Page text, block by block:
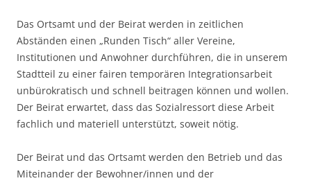
Das Ortsamt und der Beirat werden in zeitlichen
Abständen einen „Runden Tisch“ aller Vereine,
Institutionen und Anwohner durchführen, die in unserem
Stadtteil zu einer fairen temporären Integrationsarbeit
unbürokratisch und schnell beitragen können und wollen.
Der Beirat erwartet, dass das Sozialressort diese Arbeit
fachlich und materiell unterstützt, soweit nötig.
Der Beirat und das Ortsamt werden den Betrieb und das
Miteinander der Bewohner/innen und der